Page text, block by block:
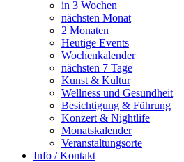
in 3 Wochen
nächsten Monat
2 Monaten
Heutige Events
Wochenkalender
nächsten 7 Tage
Kunst & Kultur
Wellness und Gesundheit
Besichtigung & Führung
Konzert & Nightlife
Monatskalender
Veranstaltungsorte
Info / Kontakt